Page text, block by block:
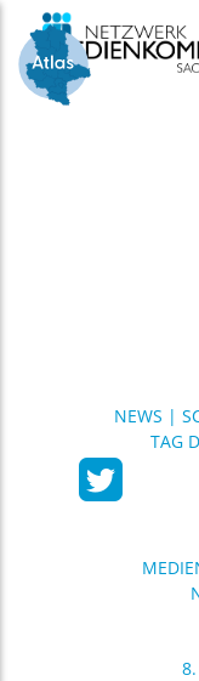
Skip
content
NEWS |
TAG